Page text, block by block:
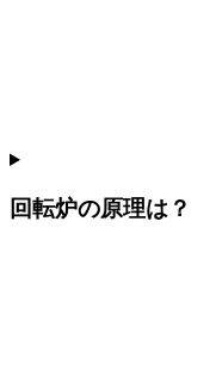
回転炉の原理は？